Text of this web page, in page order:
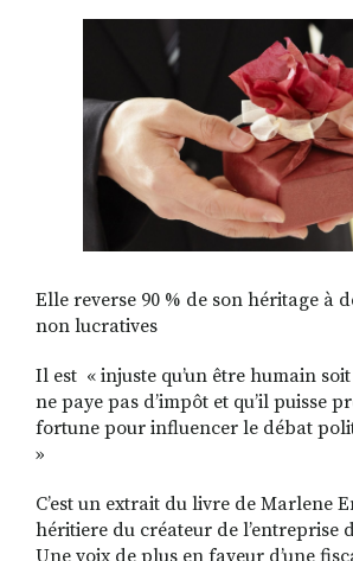
Elle reverse 90 % de son héritage à
non lucratives
Il est « injuste qu’un être humain
ne paye pas d’impôt et qu’il puisse
fortune pour influencer le débat
»
C’est un extrait du livre de Marlene
héritiere du créateur de l’entreprise
Une voix de plus en faveur d’une